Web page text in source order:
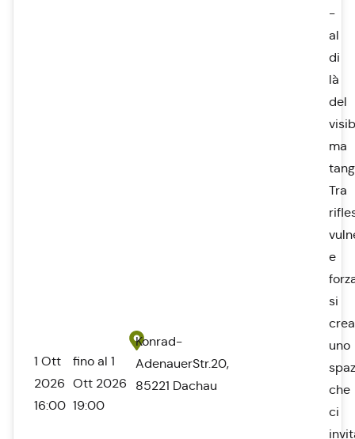
1 Ott
2026
16:00
fino al 1
Ott 2026
19:00
Konrad-
AdenauerStr.20,
85221 Dachau
-
al
di
là
del
ma
Tra
e
si
crea
uno
che
ci